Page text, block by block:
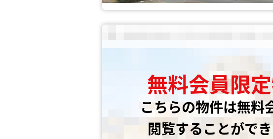
無料会員限
こちらの物件は無料
閲覧することができ